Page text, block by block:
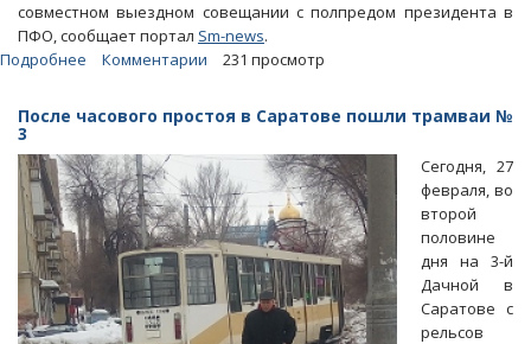
совместном выездном совещании с полпредом президента в
ПФО, сообщает портал Sm-news.
Подробнее
коррупцию
в
дорожной
отрасли
Саратовской
области
Комментарии 231 просмотр
После часового простоя в Саратове пошли трамваи №
3
Сегодня, 27
февраля, во
второй
половине
дня на 3-й
Дачной в
Саратове с
рельсов